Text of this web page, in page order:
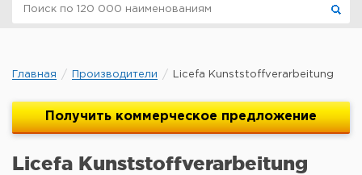
Главная Производители Licefa Kunststoffverarbeitung
Получить коммерческое предложение
Licefa Kunststoffverarbeitung